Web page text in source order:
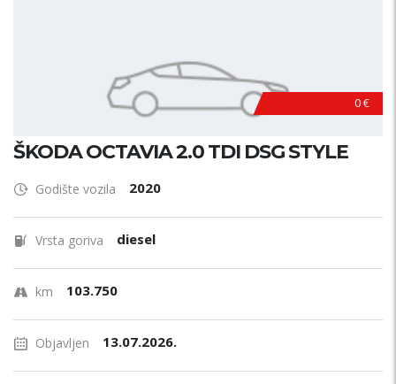
0 €
ŠKODA OCTAVIA 2.0 TDI DSG STYLE
Godište vozila 2020
Vrsta goriva diesel
km 103.750
Objavljen 13.07.2026.